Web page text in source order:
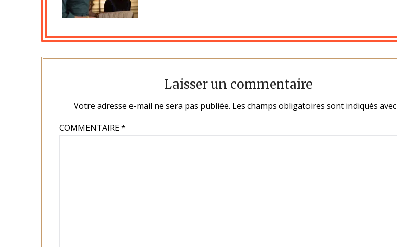
Laisser un commentaire
Votre adresse e-mail ne sera pas publiée. Les champs obligatoires sont indiqués avec
COMMENTAIRE*